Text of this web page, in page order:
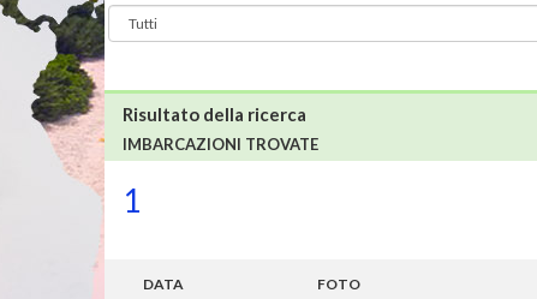
Risultato della ricerca
IMBARCAZIONI TROVATE
1
DATA FOTO